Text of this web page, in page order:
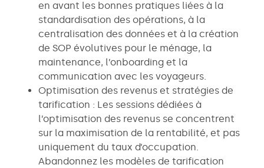
en avant les bonnes pratiques liées à la
standardisation des opérations, à la
centralisation des données et à la création
de SOP évolutives pour le ménage, la
maintenance, l’onboarding et la
communication avec les voyageurs.
Optimisation des revenus et stratégies de
tarification : Les sessions dédiées à
l’optimisation des revenus se concentrent
sur la maximisation de la rentabilité, et pas
uniquement du taux d’occupation.
Abandonnez les modèles de tarification